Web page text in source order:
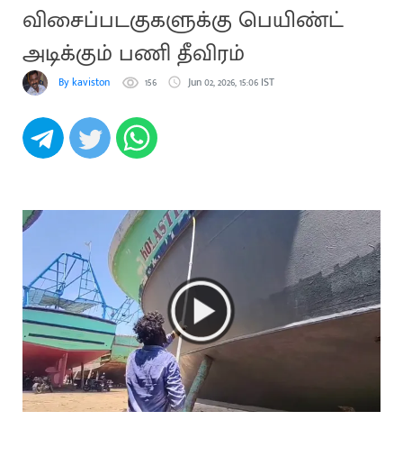
விசைப்படகுகளுக்கு பெயிண்ட்
அடிக்கும் பணி தீவிரம்
By kaviston 156 Jun 02, 2026, 15:06 IST